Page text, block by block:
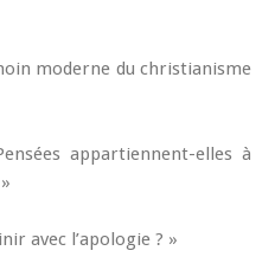
moderne du christianisme
appartiennent-elles à
avec l’apologie ? »